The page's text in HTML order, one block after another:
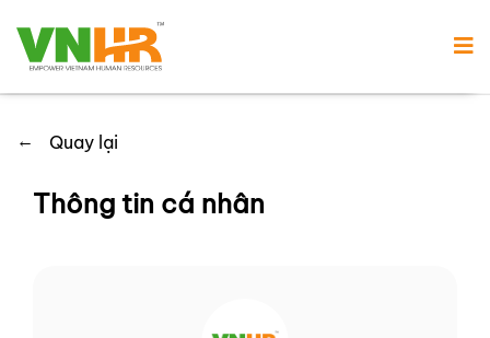
← Quay lại
Thông tin cá nhân